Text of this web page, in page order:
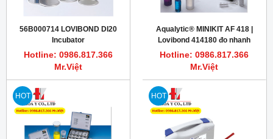
56B000714 LOVIBOND DI20
Incubator
Hotline: 0986.817.366
Mr.Việt
Aqualytic® MINIKIT AF 418 |
Lovibond 414180 đo nhanh
cloride 10 - 5000 mg/L
Hotline: 0986.817.366
Mr.Việt
HOT HOT